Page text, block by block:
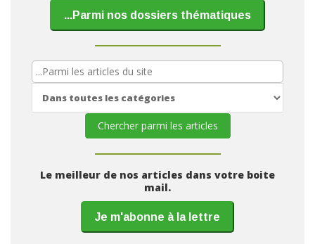
...Parmi nos dossiers thématiques
Le meilleur de nos articles dans votre boite
mail.
Je m'abonne à la lettre